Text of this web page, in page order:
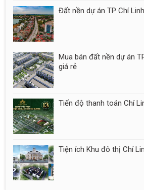
Đất nền dự án TP Chí
Mua bán đất nền dự án
giá rẻ
Tiến độ thanh toán Chí
Tiện ích Khu đô thị Chí